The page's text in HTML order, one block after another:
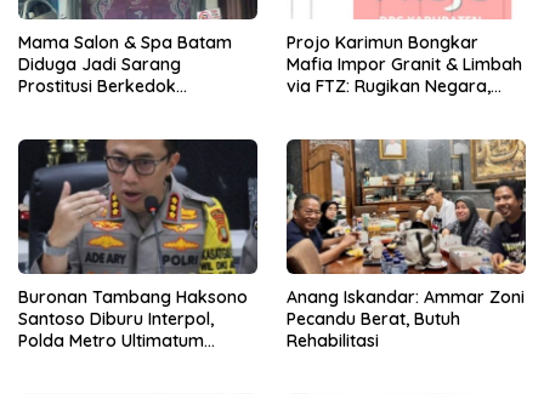
Mama Salon & Spa Batam
Diduga Jadi Sarang
Prostitusi Berkedok
Projo Karimun Bongkar
Mafia Impor Granit & Limbah
via FTZ: Rugikan Negara,
Buronan Tambang Haksono
Santoso Diburu Interpol,
Polda Metro Ultimatum
Anang Iskandar: Ammar Zoni
Pecandu Berat, Butuh
Rehabilitasi